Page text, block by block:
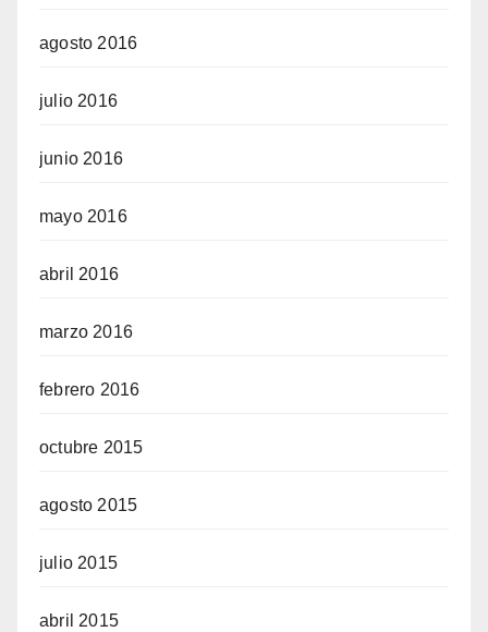
agosto 2016
julio 2016
junio 2016
mayo 2016
abril 2016
marzo 2016
febrero 2016
octubre 2015
agosto 2015
julio 2015
abril 2015